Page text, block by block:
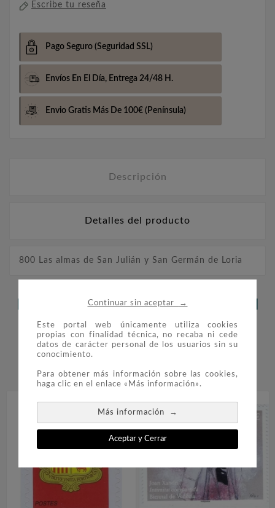
Continuar sin aceptar →
Este portal web únicamente utiliza cookies
propias con finalidad técnica, no recaba ni cede
datos de carácter personal de los usuarios sin su
conocimiento.
Para obtener más información sobre las cookies,
haga clic en el enlace «Más información».
Más información →
Aceptar y Cerrar
Escribe tu reseña
Pago Seguro (Seguridad SSL)
Envíos En El Día, Entrega 24/48 H.
Envio Gratis Más De 100€ (Península)
Descripción
Detalles del producto
800 Las almas de San Julián y San Germán de Loria
LOS CLIENTES QUE ADQUIRIERON
ESTE PRODUCTO TAMBIÉN
COMPRARON:
 